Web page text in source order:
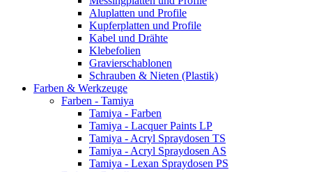
Aluplatten und Profile
Kupferplatten und Profile
Kabel und Drähte
Klebefolien
Gravierschablonen
Schrauben & Nieten (Plastik)
Farben & Werkzeuge
Farben - Tamiya
Tamiya - Farben
Tamiya - Lacquer Paints LP
Tamiya - Acryl Spraydosen TS
Tamiya - Acryl Spraydosen AS
Tamiya - Lexan Spraydosen PS